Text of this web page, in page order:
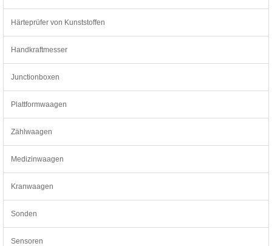
Härteprüfer von Kunststoffen
Handkraftmesser
Junctionboxen
Plattformwaagen
Zählwaagen
Medizinwaagen
Kranwaagen
Sonden
Sensoren